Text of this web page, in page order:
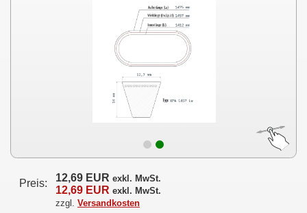
Preis: 12,69 EUR exkl. MwSt.
12,69 EUR exkl. MwSt.
zzgl. Versandkosten